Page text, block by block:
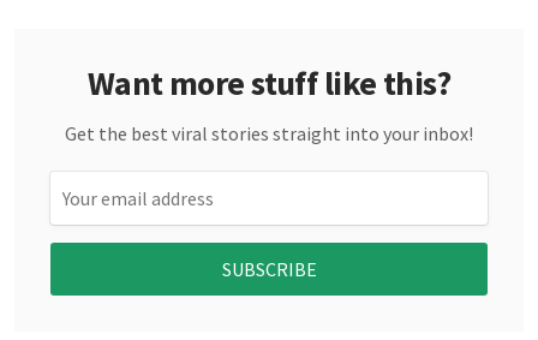
Want more stuff like this?
Get the best viral stories straight into your inbox!
SUBSCRIBE